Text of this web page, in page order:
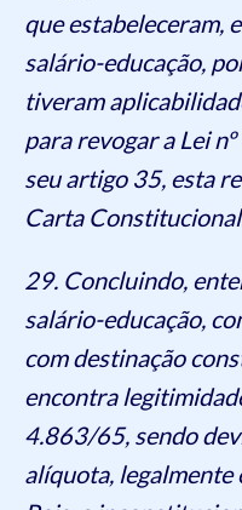
que estabeleceram,
salário-educação,
tiveram
para revogar a Lei
seu artigo 35, esta
Carta
29. Concluindo,
salário-educação,
com destinação
encontra
4.863/65, sendo
alíquota, legalmente